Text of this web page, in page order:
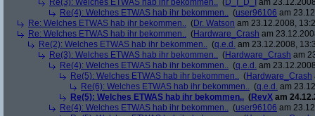
Re(3): Welches ETWAS hab ihr bekommen.. (D_I_D_I
am
Re(4): Welches ETWAS hab ihr bekommen.. (user96106 am
Re: Welches ETWAS hab ihr bekommen.. (Dr. Watson am 23.12.2008,
Re: Welches ETWAS hab ihr bekommen.. (Hardware_Crash am
Re(2): Welches ETWAS hab ihr bekommen.. (q.e.d. am 23.12.2008,
Re(3): Welches ETWAS hab ihr bekommen.. (Hardware_Crash am
Re(4): Welches ETWAS hab ihr bekommen.. (q.e.d. am
Re(5): Welches ETWAS hab ihr bekommen.. (Hardware_Crash
Re(6): Welches ETWAS hab ihr bekommen.. (q.e.d. am
Re(5): Welches ETWAS hab ihr bekommen.. (RevX am
Re(4): Welches ETWAS hab ihr bekommen.. (user96106 am